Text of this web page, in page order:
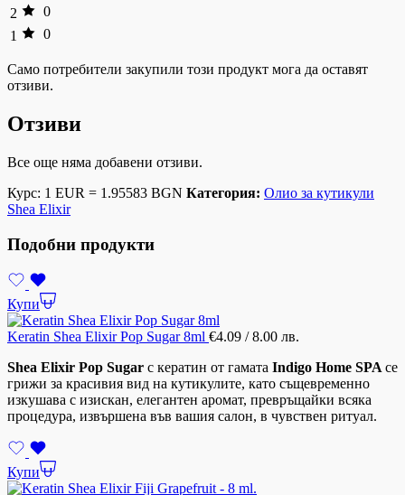
2
0
1
0
Само потребители закупили този продукт мога да оставят
отзиви.
Отзиви
Все още няма добавени отзиви.
Курс: 1 EUR = 1.95583 BGN Категория: Олио за кутикули
Shea Elixir
Подобни продукти
Купи
Keratin Shea Elixir Pop Sugar 8ml €4.09 / 8.00 лв.
Shea Elixir Pop Sugar с кератин от гамата Indigo Home SPAсе
грижи за красивия вид на кутикулите, като същевременно
изкушава с изискан, елегантен аромат, превръщайки всяка
процедура, извършена във вашия салон, в чувствен ритуал.
Купи